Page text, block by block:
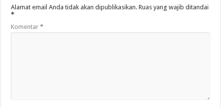
Alamat email Anda tidak akan dipublikasikan. Ruas yang wajib ditandai
*
Komentar*